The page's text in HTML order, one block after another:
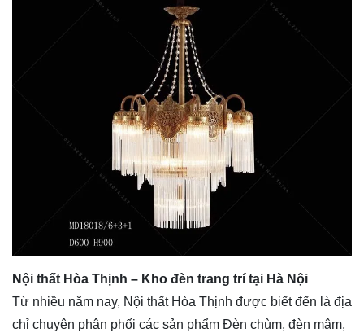
Nội thất Hòa Thịnh – Kho đèn trang trí tại Hà Nội
Từ nhiều năm nay, Nội thất Hòa Thịnh được biết đến là địa
chỉ chuyên phân phối các sản phẩm Đèn chùm, đèn mâm,